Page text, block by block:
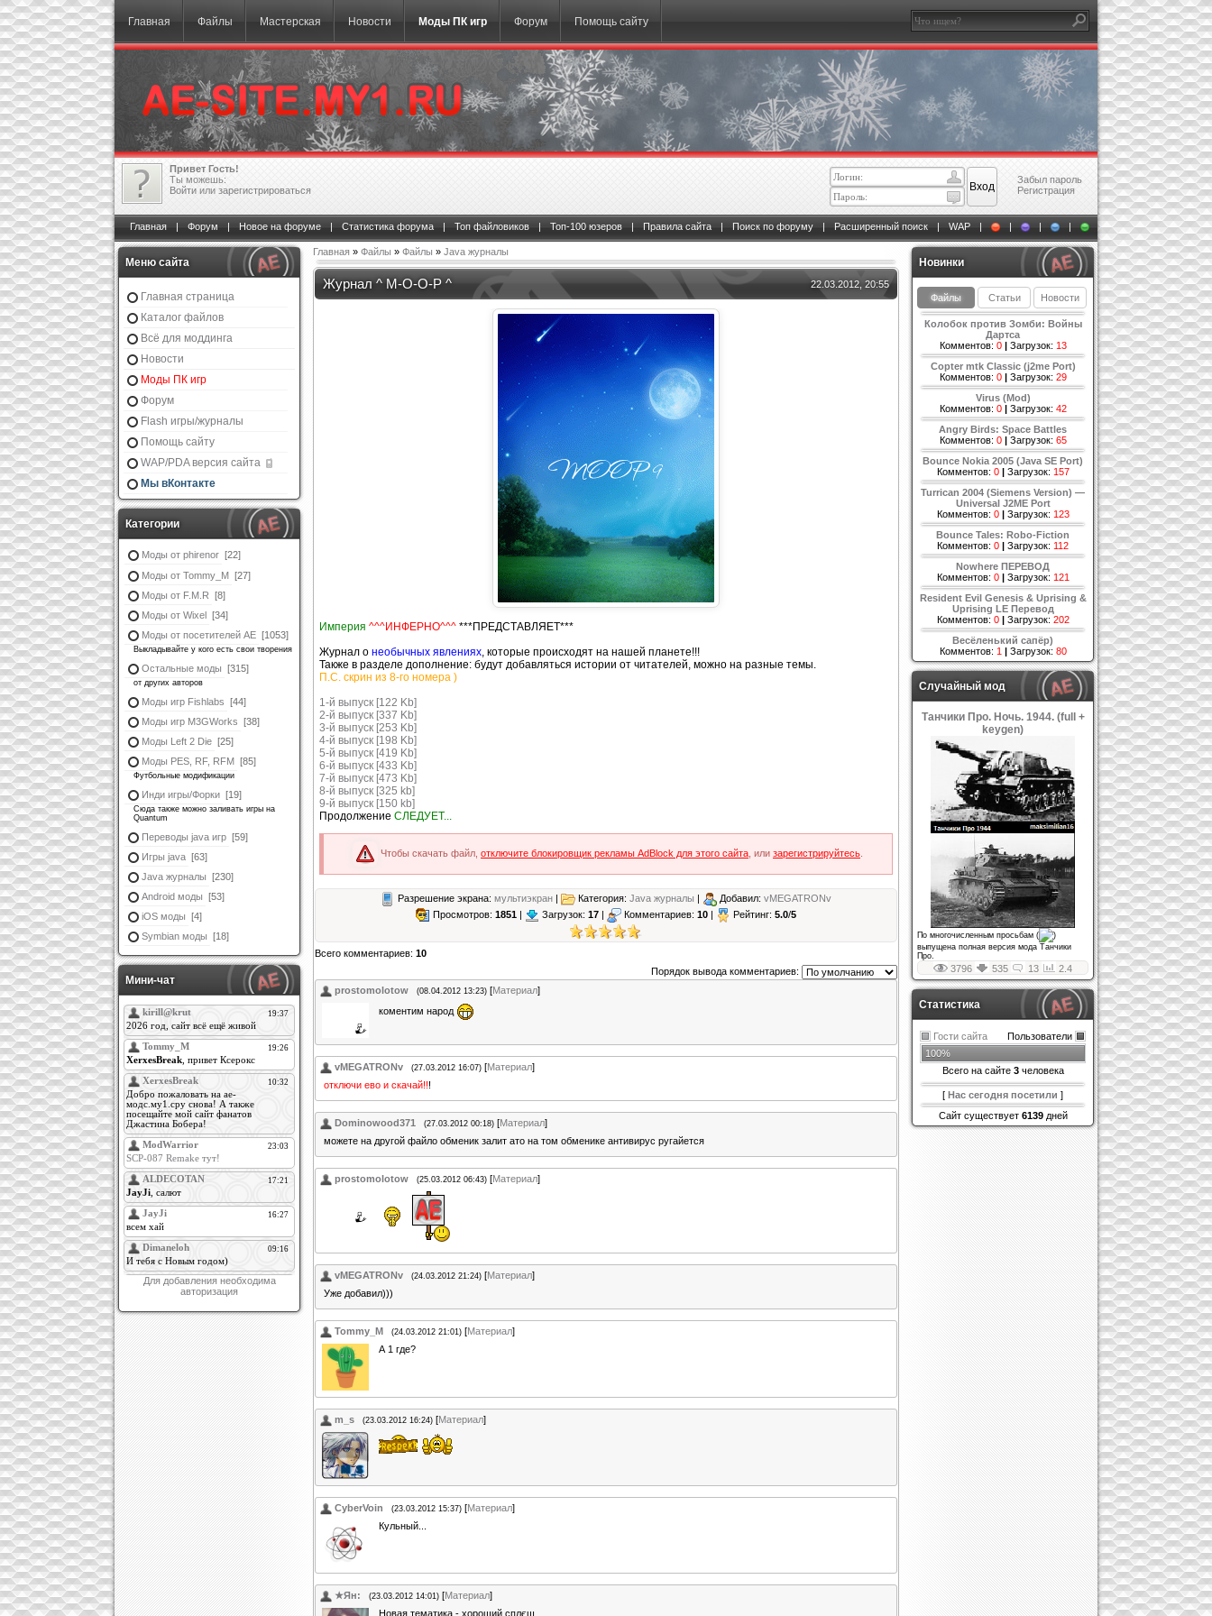
Главная Файлы Мастерская Новости Моды ПК игр Форум Помощь сайту
Привет Гость!
Ты можешь:
Войти или зарегистрироваться
Забыл пароль
Регистрация
Главная | Форум | Новое на форуме | Статистика форума | Топ файловиков | Топ-100 юзеров | Правила сайта | Поиск по форуму | Расширенный поиск | WAP | | | |
Меню сайта
Главная страница
Каталог файлов
Всё для моддинга
Новости
Моды ПК игр
Форум
Flash игры/журналы
Помощь сайту
WAP/PDA версия сайта
Мы вКонтакте
Категории
Моды от phirenor [22]
Моды от Tommy_M [27]
Моды от F.M.R [8]
Моды от Wixel [34]
Моды от посетителей АЕ [1053]
Выкладывайте у кого есть свои творения
Остальные моды [315]
от других авторов
Моды игр Fishlabs [44]
Моды игр M3GWorks [38]
Моды Left 2 Die [25]
Моды PES, RF, RFM [85]
Футбольные модификации
Инди игры/Форки [19]
Сюда также можно заливать игры на
Quantum
Переводы java игр [59]
Игры java [63]
Java журналы [230]
Android моды [53]
iOS моды [4]
Symbian моды [18]
Мини-чат
Для добавления необходима
авторизация
Главная » Файлы » Файлы » Java журналы
22.03.2012, 20:55
Журнал ^ M-O-O-P ^
Империя ^^^ИНФЕРНО^^^ ***ПРЕДСТАВЛЯЕТ***
Журнал о необычных явлениях, которые происходят на нашей планете!!!
Также в разделе дополнение: будут добавляться истории от читателей, можно на разные темы.
П.С. скрин из 8-го номера )
1-й выпуск [122 Kb]
2-й выпуск [337 Kb]
3-й выпуск [253 Kb]
4-й выпуск [198 Kb]
5-й выпуск [419 Kb]
6-й выпуск [433 Kb]
7-й выпуск [473 Kb]
8-й выпуск [325 kb]
9-й выпуск [150 kb]
Продолжение СЛЕДУЕТ...
Чтобы скачать файл, отключите блокировщик рекламы AdBlock для этого сайта , или зарегистрируйтесь
Разрешение экрана: мультиэкран | Категория: Java журналы | Добавил: vMEGATRONv
Просмотров: 1851 | Загрузок: 17 | Комментариев: 10 | Рейтинг: 5.0/5
Всего комментариев: 10
Порядок вывода комментариев:
prostomolotow
(08.04.2012 13:23) [Материал]
коментим народ
vMEGATRONv (27.03.2012 16:07) [Материал]
отключи ево и скачай!!!
Dominowood371 (27.03.2012 00:18) [Материал]
можете на другой файло обменик залит ато на том обменике антивирус ругайется
prostomolotow (25.03.2012 06:43) [Материал]
vMEGATRONv (24.03.2012 21:24) [Материал]
Уже добавил)))
Tommy_M (24.03.2012 21:01) [Материал]
А 1 где?
m_s (23.03.2012 16:24) [Материал]
CyberVoin (23.03.2012 15:37) [Материал]
Кульный...
★Ян: (23.03.2012 14:01) [Материал]
Новая тематика - хороший сплєш
Новинки
Файлы Статьи Новости
Колобок против Зомби: Войны
Дартса
Комментов: 0| Загрузок: 13
Copter mtk Classic (j2me Port)
Комментов: 0| Загрузок: 29
Virus (Mod)
Комментов: 0| Загрузок: 42
Angry Birds: Space Battles
Комментов: 0| Загрузок: 65
Bounce Nokia 2005 (Java SE Port)
Комментов: 0| Загрузок: 157
Turrican 2004 (Siemens Version) —
Universal J2ME Port
Комментов: 0| Загрузок: 123
Bounce Tales: Robo-Fiction
Комментов: 0 | Загрузок: 112
Nowhere ПЕРЕВОД
Комментов: 0| Загрузок: 121
Resident Evil Genesis & Uprising &
Uprising LE Перевод
Комментов: 0| Загрузок: 202
Весёленький сапёр)
Комментов: 1 | Загрузок: 80
Случайный мод
Танчики Про. Ночь. 1944. (full +
keygen)
По многочисленным просьбам (
)
выпущена полная версия мода Танчики
Про.
3796 535 13 2.4
Статистика
Пользователи
Гости сайта
100%
Всего на сайте 3человека
[ Нас сегодня посетили ]
Сайт существует 6139дней